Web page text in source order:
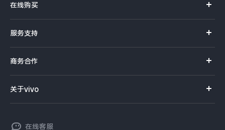
Y系列
iQOO手机
NEX系列
在线购买
选购配件
订单查询
服务支持
查找手机
商务合作
vivo 企业业务
关于vivo
在线客服